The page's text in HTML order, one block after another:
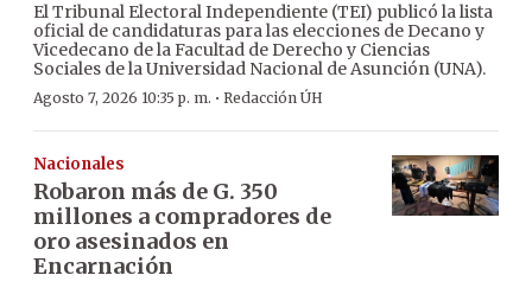
El Tribunal Electoral Independiente (TEI) publicó la lista
oficial de candidaturas para las elecciones de Decano y
Vicedecano de la Facultad de Derecho y Ciencias
Sociales de la Universidad Nacional de Asunción (UNA).
Agosto 7, 2026 10:35 p. m. · Redacción ÚH
Nacionales
Robaron más de G. 350
millones a compradores de
oro asesinados en
Encarnación